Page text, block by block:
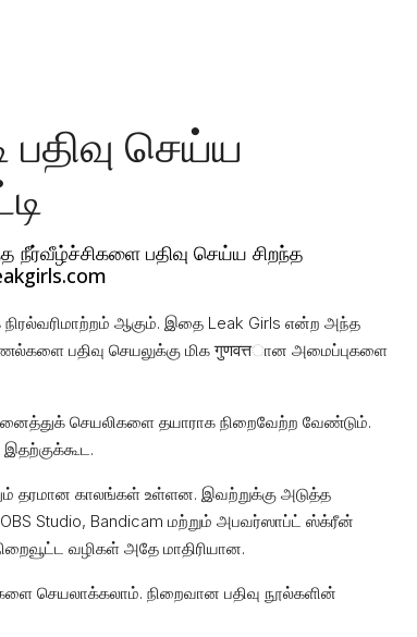
செய்ய
நீர்வீழ்ச்சிகளை பதிவு செய்ய சிறந்த
ஆகும். இதை Leak Girls என்ற அந்த
பதிவு செயலுக்கு மிக गुणवत्तான அமைப்புகளை
செயலிகளை தயாராக நிறைவேற்ற வேண்டும்.
தரமான காலங்கள் உள்ளன. இவற்றுக்கு அடுத்த
Studio, Bandicam மற்றும் அபவர்ஸாப்ட் ஸ்க்ரீன்
வழிகள் அதே மாதிரியான.
செயலாக்கலாம். நிறைவான பதிவு நூல்களின்